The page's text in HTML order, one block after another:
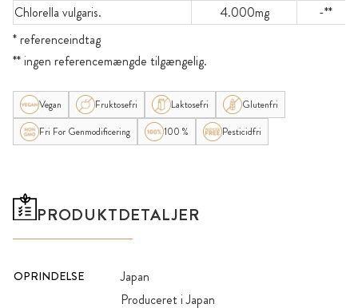
Chlorella vulgaris. 4.000mg
-**
* referenceindtag
** ingen referencemængde tilgængelig.
Vegan Fruktosefri Laktosefri
Glutenfri
Fri For Genmodificering
100 % Pesticidfri
PRODUKTDETALJER
OPRINDELSE Japan
Produceret i Japan